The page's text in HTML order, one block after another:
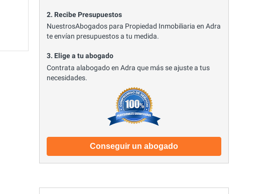
2. Recibe Presupuestos
NuestrosAbogados para Propiedad Inmobiliaria en Adra
te envían presupuestos a tu medida.
3. Elige a tu abogado
Contrata alabogado en Adra que más se ajuste a tus
necesidades.
Conseguir un abogado